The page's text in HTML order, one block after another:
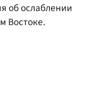
об ослаблении
Востоке.